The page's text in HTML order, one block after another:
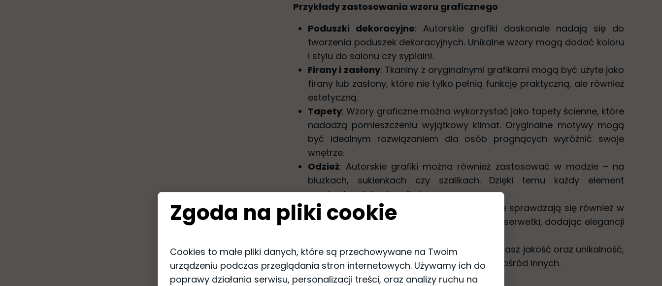
Przykłady zastosowania wzoru graficznego
Poduszki dekoracyjne: Autorskie grafiki doskonale nadają się do
tworzenia poduszek dekoracyjnych. Unikalne wzory mogą dodać koloru
i stylu do salonu czy sypialni.
Firany i zasłony: Tkaniny z oryginalnymi grafikami mogą być użyte jako
firany lub zasłony, które nie tylko pełnią funkcję praktyczną, ale również
estetyczną.
Tapety: Wzory graficzne można wykorzystać jako tapety ścienne, które
nadadzą pomieszczeniu wyjątkowy klimat. Oryginalne motywy mogą
być idealnym rozwiązaniem dla osób pragnących wyróżnić swoje
wnętrze.
Odzież: Autorskie grafiki można również zastosować w modzie – na
bluzkach, sukienkach czy szalikach. Dzięki temu każdy element
garderoby staje się unikatowy.
Obrusy i serwetki: Wzory graficzne świetnie sprawdzają się również w
tekstyliach stołowych, takich jak obrusy czy serwetki, dodając elegancji
podczas rodzinnych spotkań czy przyjęć.
Inwestując w autorskie grafiki na tkaniny, wybierasz jakość oraz unikalność,
która wyróżnia Twoje wnętrze lub garderobę spośród innych.
Zgoda na pliki cookie
Cookies to małe pliki danych, które są przechowywane na Twoim
urządzeniu podczas przeglądania stron internetowych. Używamy ich do
poprawy działania serwisu, personalizacji treści, oraz analizy ruchu na